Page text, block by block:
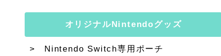
オリジナルNintendoグッズ
Nintendo Switch専用ポーチ